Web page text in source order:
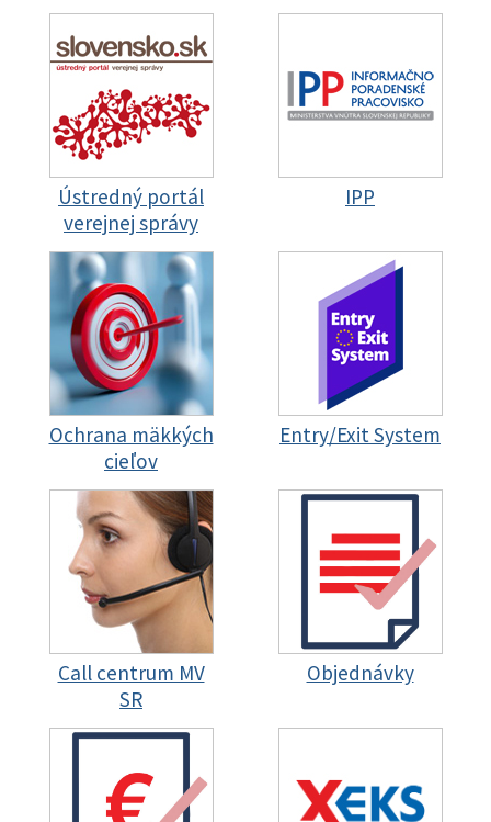
Ústredný portál
verejnej správy
IPP
Ochrana mäkkých
cieľov
Entry/Exit System
Call centrum MV
SR
Objednávky